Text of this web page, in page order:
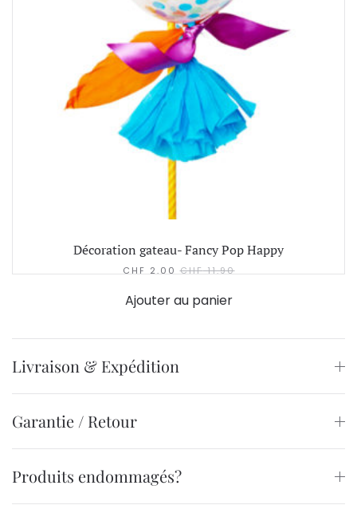
Décoration gateau- Fancy Pop Happy
CHF 2.00 CHF11.90
Ajouter au panier
Livraison & Expédition
Garantie / Retour
Produits endommagés?